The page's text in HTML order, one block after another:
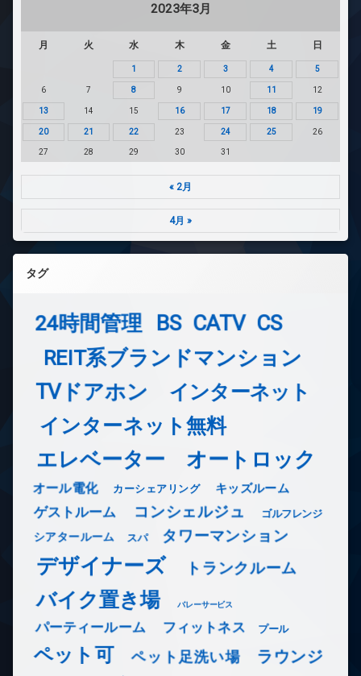
2023年3月
月 火 水 木 金 土 日
1 2 3 4 5
6 7 8 9 10 11 12
13 14 15 16 17 18 19
20 21 22 23 24 25 26
27 28 29 30 31
« 2月
4月 »
タグ
24時間管理 BS CATV CS
REIT系ブランドマンション
TVドアホン インターネット
インターネット無料
エレベーター オートロック
オール電化 カーシェアリング キッズルーム
ゲストルーム コンシェルジュ ゴルフレンジ
シアタールーム スパ タワーマンション
デザイナーズ トランクルーム
バイク置き場 バレーサービス
パーティールーム フィットネス プール
ペット可 ペット足洗い場 ラウンジ